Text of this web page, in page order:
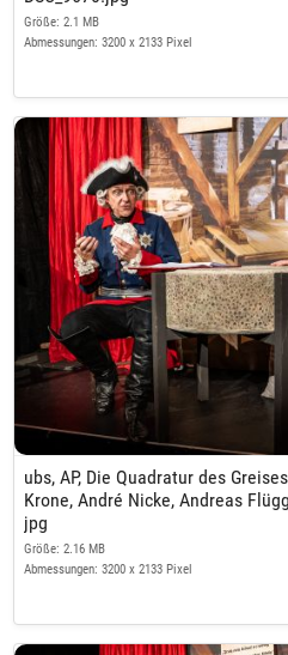
Größe: 2.1 MB
Abmessungen: 3200 x 2133 Pixel
ubs, AP, Die Quadratur des
Krone, André Nicke, Andreas
jpg
Größe: 2.16 MB
Abmessungen: 3200 x 2133 Pixel